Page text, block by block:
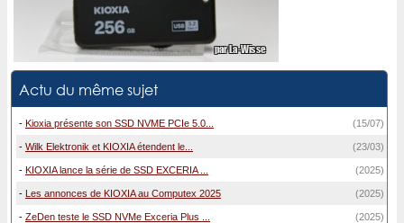
Actu du même sujet
- Kioxia présente son SSD NVME PCIe 5.0... (15/07)
- Wilk Elektronik et KIOXIA étendent le... (23/03)
- KIOXIA lance la série de SSD EXCERIA ... (2025)
- Les annonces de KIOXIA au Computex 2025 (2025)
- ZeDen teste le SSD NVMe Exceria Plus ... (2025)